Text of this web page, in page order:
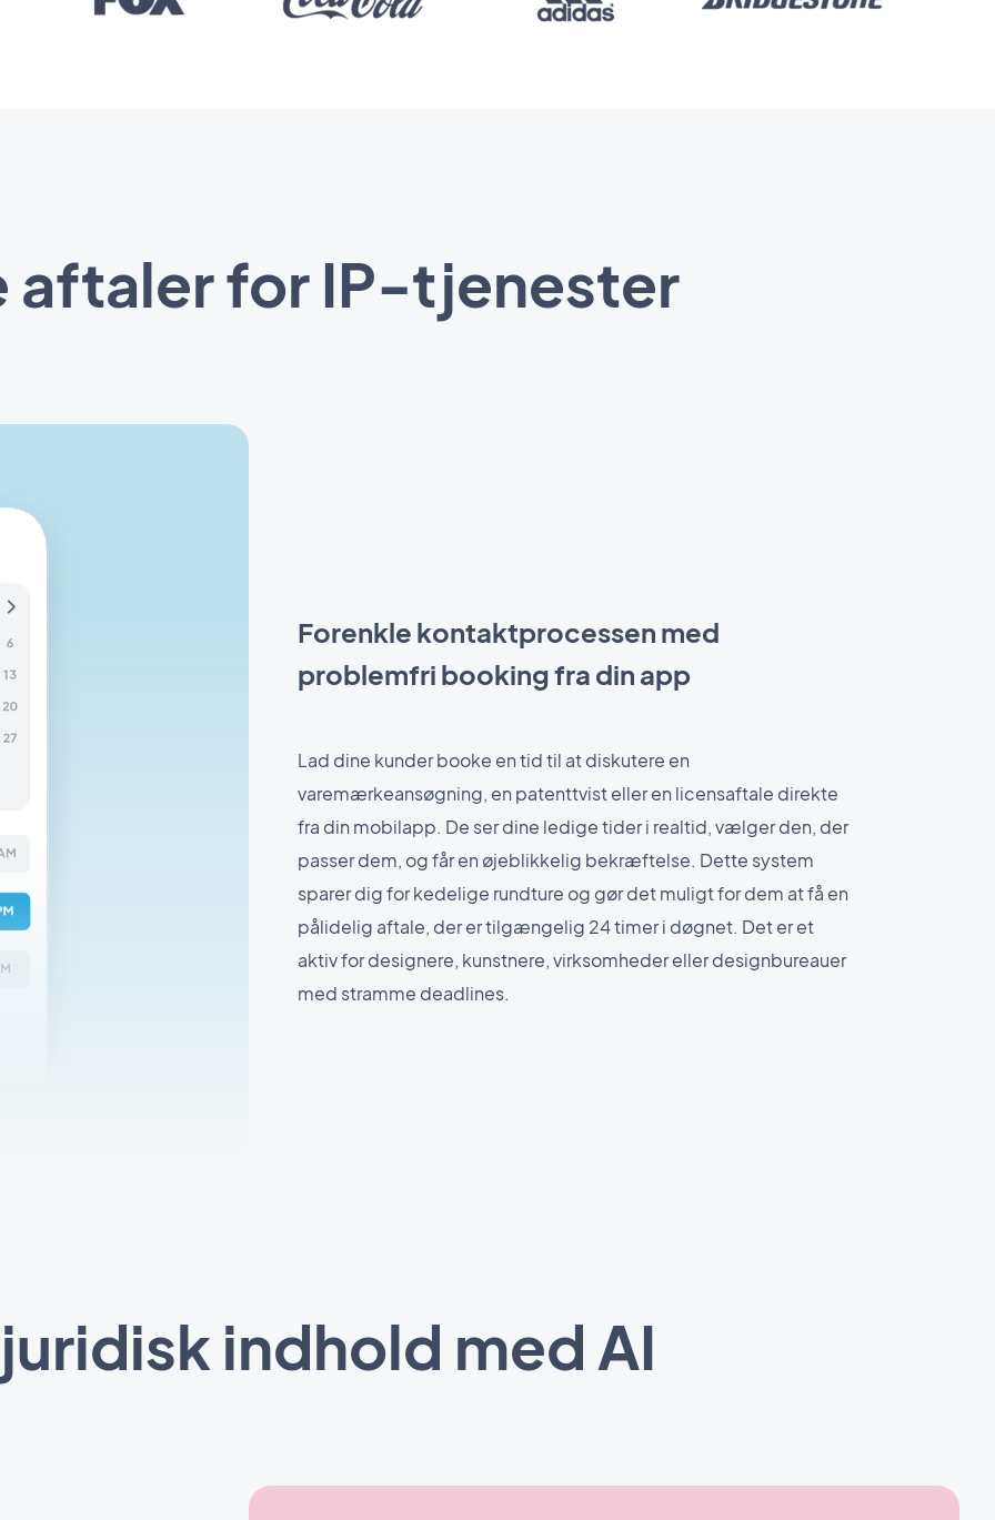
aftaler for IP-tjenester
Forenkle kontaktprocessen med
problemfri booking fra din app
Lad dine kunder booke en tid til at diskutere en
varemærkeansøgning, en patenttvist eller en licensaftale direkte
fra din mobilapp. De ser dine ledige tider i realtid, vælger den, der
passer dem, og får en øjeblikkelig bekræftelse. Dette system
sparer dig for kedelige rundture og gør det muligt for dem at få en
pålidelig aftale, der er tilgængelig 24 timer i døgnet. Det er et
aktiv for designere, kunstnere, virksomheder eller designbureauer
med stramme deadlines.
indhold med AI